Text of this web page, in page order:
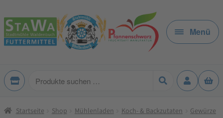
Zur
Navigation
springen
Zum
Inhalt
springen
Menü
Produkte
Startseite Shop Mühlenladen Koch- & Backzutaten
Gewürze